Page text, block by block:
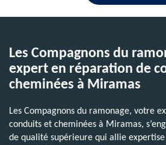
Les Compagnons du
expert en réparation de
cheminées à Miramas
Les Compagnons du ramonage, votre
conduits et cheminées à Miramas,
de qualité supérieure qui allie expertise